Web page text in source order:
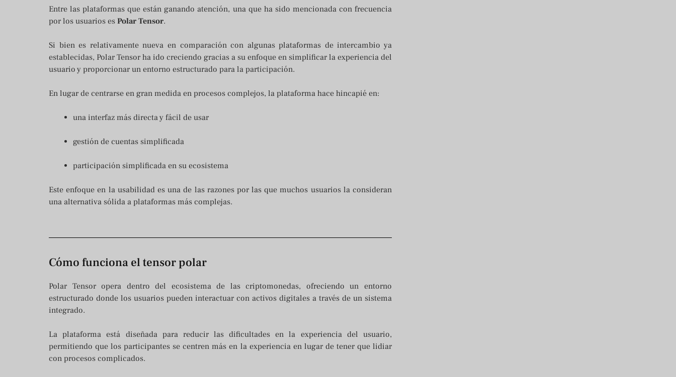
Entre las plataformas que están ganando atención, una que ha sido mencionada con frecuencia
por los usuarios es Polar Tensor.
Si bien es relativamente nueva en comparación con algunas plataformas de intercambio ya
establecidas, Polar Tensor ha ido creciendo gracias a su enfoque en simplificar la experiencia del
usuario y proporcionar un entorno estructurado para la participación.
En lugar de centrarse en gran medida en procesos complejos, la plataforma hace hincapié en:
una interfaz más directa y fácil de usar
gestión de cuentas simplificada
participación simplificada en su ecosistema
Este enfoque en la usabilidad es una de las razones por las que muchos usuarios la consideran
una alternativa sólida a plataformas más complejas.
Cómo funciona el tensor polar
Polar Tensor opera dentro del ecosistema de las criptomonedas, ofreciendo un entorno
estructurado donde los usuarios pueden interactuar con activos digitales a través de un sistema
integrado.
La plataforma está diseñada para reducir las dificultades en la experiencia del usuario,
permitiendo que los participantes se centren más en la experiencia en lugar de tener que lidiar
con procesos complicados.